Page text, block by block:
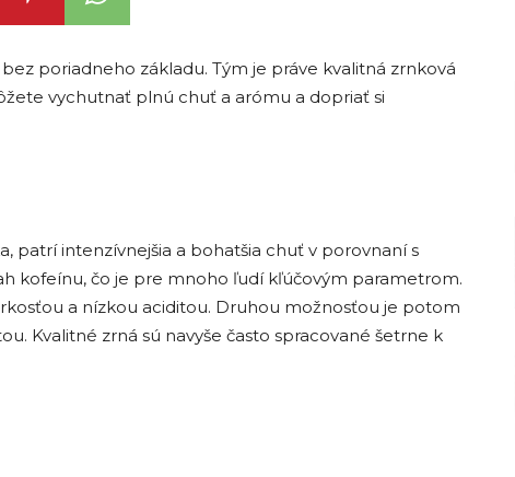
poriadneho základu. Tým je práve kvalitná zrnková
vychutnať plnú chuť a arómu a dopriať si
patrí intenzívnejšia a bohatšia chuť v porovnaní s
kofeínu, čo je pre mnoho ľudí kľúčovým parametrom.
a nízkou aciditou. Druhou možnosťou je potom
Kvalitné zrná sú navyše často spracované šetrne k